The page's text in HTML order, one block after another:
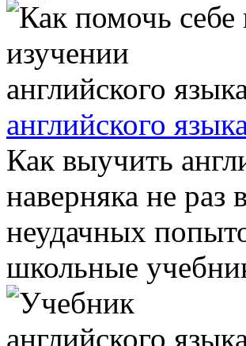
английского
Как выучить
наверняка не раз
неудачных
школьные